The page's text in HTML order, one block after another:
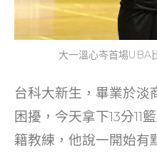
大一溫心岑首場UBA
台科大新生，畢業於淡
困擾，今天拿下13分11
籍教練，他說一開始有